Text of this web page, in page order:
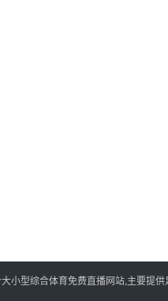
小型综合体育免费直播网站,主要提